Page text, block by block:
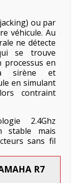
ou par
véhicule. Au
ne détecte
se trouve
en
sirène et
en simulant
contraint
2.4Ghz
stable mais
sans fil
R7